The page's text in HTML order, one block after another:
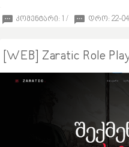
კომენტარი: 1 / დრო: 22-04-
[WEB] Zaratic Role